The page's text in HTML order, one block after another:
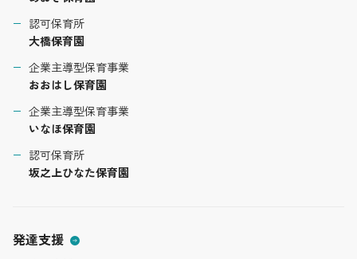
認可保育所
大橋保育園
企業主導型保育事業
おおはし保育園
企業主導型保育事業
いなほ保育園
認可保育所
坂之上ひなた保育園
発達支援